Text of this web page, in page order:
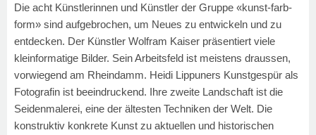
Die acht Künstlerinnen und Künstler der Gruppe «kunst-farb-
form» sind aufgebrochen, um Neues zu entwickeln und zu
entdecken. Der Künstler Wolfram Kaiser präsentiert viele
kleinformatige Bilder. Sein Arbeitsfeld ist meistens draussen,
vorwiegend am Rheindamm. Heidi Lippuners Kunstgespür als
Fotografin ist beeindruckend. Ihre zweite Landschaft ist die
Seidenmalerei, eine der ältesten Techniken der Welt. Die
konstruktiv konkrete Kunst zu aktuellen und historischen